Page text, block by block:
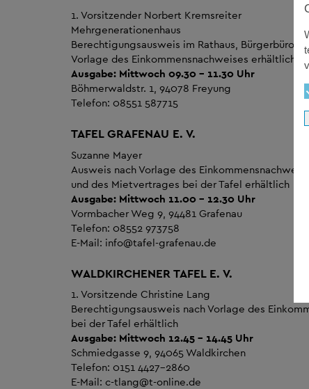
1. Vorsitzender Norbert Kremsreiter
Mehrgenerationenhaus
Berechtigungsausweis im Rathaus, Bürgerbüro,
Vorlage des Einkommensnachweises erhältlich
Ausgabe: Mittwoch 09.30 - 11.30 Uhr
Böhmerwaldstr. 1, 94078 Freyung
Telefon: 08551 587715
TAFEL GRAFENAU E. V.
Suzanne Mayer
Ausweis nach Vorlage des Einkommensnachweises
und des Mietvertrages bei der Tafel erhältlich
Ausgabe: Mittwoch 11.00 - 12.30 Uhr
Vormbacher Weg 9, 94481 Grafenau
Telefon: 08552 973758
E-Mail: info@tafel-grafenau.de
WALDKIRCHENER TAFEL E. V.
1. Vorsitzende Christine Lang
Berechtigungsausweis nach Vorlage des
bei der Tafel erhältlich
Ausgabe: Mittwoch 12.45 - 14.45 Uhr
Schmiedgasse 9, 94065 Waldkirchen
Telefon: 0151 4427-2860
E-Mail: c-tlang@t-online.de